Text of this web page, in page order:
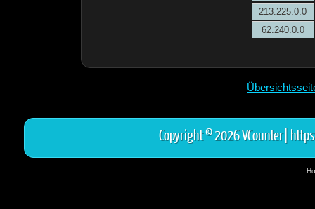
213.225.0.0
62.240.0.0
Copyright © 2026 VCounter|